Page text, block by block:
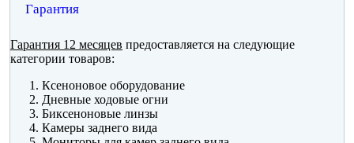
Гарантия
Гарантия 12 месяцев предоставляется на следующие
категории товаров:
Ксеноновое оборудование
Дневные ходовые огни
Биксеноновые линзы
Камеры заднего вида